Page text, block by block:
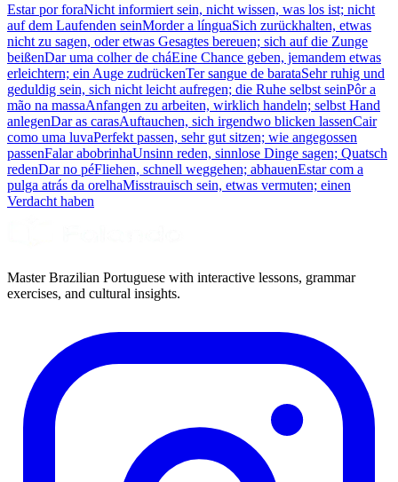
Estar por foraNicht informiert sein, nicht wissen, was los ist; nicht
auf dem Laufenden seinMorder a línguaSich zurückhalten, etwas
nicht zu sagen, oder etwas Gesagtes bereuen; sich auf die Zunge
beißenDar uma colher de cháEine Chance geben, jemandem etwas
erleichtern; ein Auge zudrückenTer sangue de barataSehr ruhig und
geduldig sein, sich nicht leicht aufregen; die Ruhe selbst seinPôr a
mão na massaAnfangen zu arbeiten, wirklich handeln; selbst Hand
anlegenDar as carasAuftauchen, sich irgendwo blicken lassenCair
como uma luvaPerfekt passen, sehr gut sitzen; wie angegossen
passenFalar abobrinhaUnsinn reden, sinnlose Dinge sagen; Quatsch
redenDar no péFliehen, schnell weggehen; abhauenEstar com a
pulga atrás da orelhaMisstrauisch sein, etwas vermuten; einen
Verdacht haben
Master Brazilian Portuguese with interactive lessons, grammar
exercises, and cultural insights.